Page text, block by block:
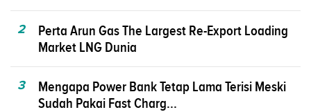
2
Perta Arun Gas The Largest Re-Export Loading
Market LNG Dunia
3
Mengapa Power Bank Tetap Lama Terisi Meski
Sudah Pakai Fast Charg...